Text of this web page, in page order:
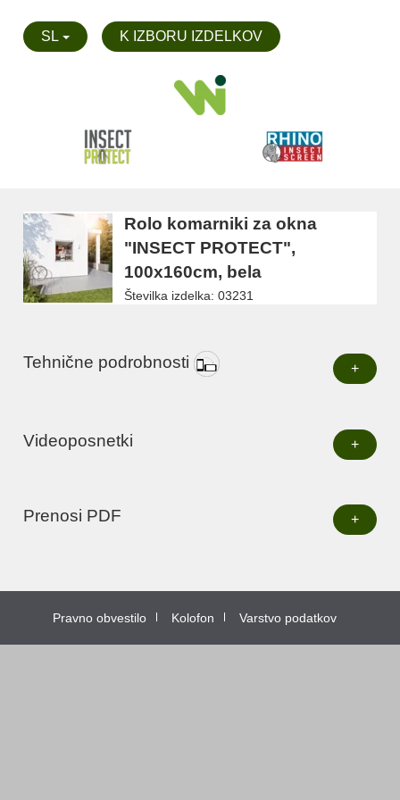
SL K IZBORU IZDELKOV
Rolo komarniki za okna
"INSECT PROTECT",
100x160cm, bela
Številka izdelka: 03231
Tehnične podrobnosti +
Videoposnetki +
Prenosi PDF +
Pravno obvestilo Kolofon Varstvo podatkov